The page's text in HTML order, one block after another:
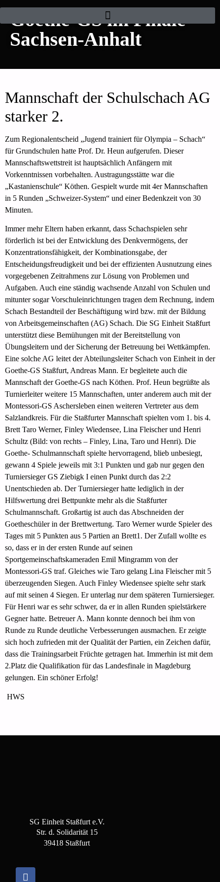
Goethe-GS im Finale
Sachsen-Anhalt
Mannschaft der Schulschach AG
starker 2.
Zum Regionalentscheid „Jugend trainiert für Olympia – Schach“
für Grundschulen hatte Prof. Dr. Heun aufgerufen. Dieser
Mannschaftswettstreit ist hauptsächlich Anfängern mit
Vorkenntnissen vorbehalten. Austragungsstätte war die
„Kastanienschule“ Köthen. Gespielt wurde mit 4er Mannschaften
in 5 Runden „Schweizer-System“ und einer Bedenkzeit von 30
Minuten.
Immer mehr Eltern haben erkannt, dass Schachspielen sehr
förderlich ist bei der Entwicklung des Denkvermögens, der
Konzentrationsfähigkeit, der Kombinationsgabe, der
Entscheidungsfreudigkeit und bei der effizienten Ausnutzung eines
vorgegebenen Zeitrahmens zur Lösung von Problemen und
Aufgaben. Auch eine ständig wachsende Anzahl von Schulen und
mitunter sogar Vorschuleinrichtungen tragen dem Rechnung, indem
Schach Bestandteil der Beschäftigung wird bzw. mit der Bildung
von Arbeitsgemeinschaften (AG) Schach. Die SG Einheit Staßfurt
unterstützt diese Bemühungen mit der Bereitstellung von
Übungsleitern und der Sicherung der Betreuung bei Wettkämpfen.
Eine solche AG leitet der Abteilungsleiter Schach von Einheit in der
Goethe-GS Staßfurt, Andreas Mann. Er begleitete auch die
Mannschaft der Goethe-GS nach Köthen. Prof. Heun begrüßte als
Turnierleiter weitere 15 Mannschaften, unter anderem auch mit der
Montessori-GS Aschersleben einen weiteren Vertreter aus dem
Salzlandkreis. Für die Staßfurter Mannschaft spielten vom 1. bis 4.
Brett Taro Werner, Finley Wiedensee, Lina Fleischer und Henri
Schultz (Bild: von rechts – Finley, Lina, Taro und Henri). Die
Goethe- Schulmannschaft spielte hervorragend, blieb unbesiegt,
gewann 4 Spiele jeweils mit 3:1 Punkten und gab nur gegen den
Turniersieger GS Ziebigk I einen Punkt durch das 2:2
Unentschieden ab. Der Turniersieger hatte lediglich in der
Hilfswertung drei Bettpunkte mehr als die Staßfurter
Schulmannschaft. Großartig ist auch das Abschneiden der
Goetheschüler in der Brettwertung. Taro Werner wurde Spieler des
Tages mit 5 Punkten aus 5 Partien an Brett1. Der Zufall wollte es
so, dass er in der ersten Runde auf seinen
Sportgemeinschaftskameraden Emil Mingramm von der
Montessori-GS traf. Gleiches wie Taro gelang Lina Fleischer mit 5
überzeugenden Siegen. Auch Finley Wiedensee spielte sehr stark
auf mit seinen 4 Siegen. Er unterlag nur dem späteren Turniersieger.
Für Henri war es sehr schwer, da er in allen Runden spielstärkere
Gegner hatte. Betreuer A. Mann konnte dennoch bei ihm von
Runde zu Runde deutliche Verbesserungen ausmachen. Er zeigte
sich hoch zufrieden mit der Qualität der Partien, ein Zeichen dafür,
dass die Trainingsarbeit Früchte getragen hat. Immerhin ist mit dem
2.Platz die Qualifikation für das Landesfinale in Magdeburg
gelungen. Ein schöner Erfolg!
HWS
SG Einheit Staßfurt e.V.
Str. d. Solidarität 15
39418 Staßfurt